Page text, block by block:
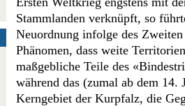
Stammlanden verknüpft, so
Neuordnung infolge des
Phänomen, dass weite
maßgebliche Teile des
während das (zumal ab dem
Kerngebiet der Kurpfalz, die